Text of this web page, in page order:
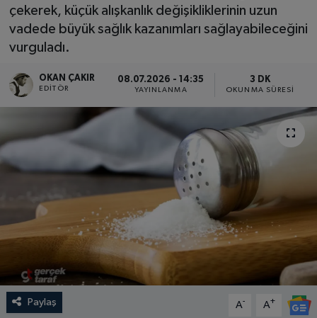
çekerek, küçük alışkanlık değişikliklerinin uzun
vadede büyük sağlık kazanımları sağlayabileceğini
vurguladı.
OKAN ÇAKIR
EDITÖR
08.07.2026 - 14:35
YAYINLANMA
3 DK
OKUNMA SÜRESI
Paylaş A- A+
YAŞAM
YEMEK